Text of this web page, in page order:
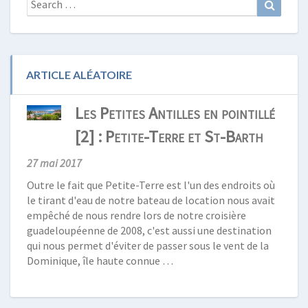
for:
ARTICLE ALÉATOIRE
Les Petites Antilles en pointillé
[2] : Petite-Terre et St-Barth
27 mai 2017
Outre le fait que Petite-Terre est l'un des endroits où
le tirant d'eau de notre bateau de location nous avait
empêché de nous rendre lors de notre croisière
guadeloupéenne de 2008, c'est aussi une destination
qui nous permet d'éviter de passer sous le vent de la
Dominique, île haute connue …